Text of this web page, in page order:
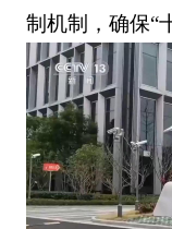
制机制，确保“